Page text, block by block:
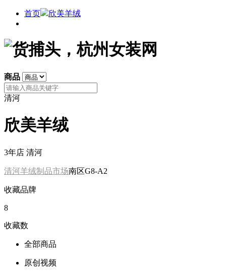
首页 欣美羊绒
商品
清河
欣美羊绒
3年店 清河
清河羊绒制品市场南区G8-A2
收藏品牌
8
收藏数
全部商品
原创视频